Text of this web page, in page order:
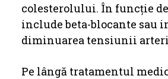
colesterolului. În funcție
include beta-blocante sau
diminuarea tensiunii
Pe lângă tratamentul